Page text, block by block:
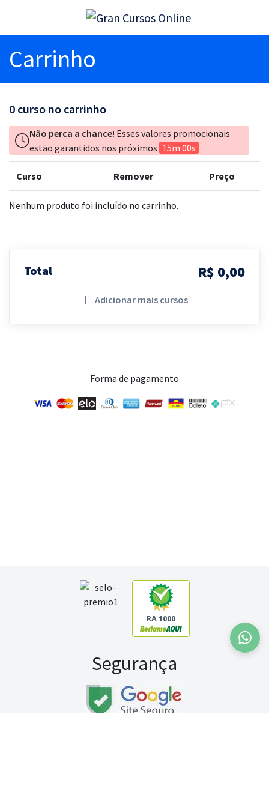
Carrinho
0 curso no carrinho
Não perca a chance! Esses valores promocionais
estão garantidos nos próximos 15m 00s
Curso Remover Preço
Nenhum produto foi incluído no carrinho.
Total R$ 0,00
Adicionar mais cursos
Forma de pagamento
RA 1000
Segurança